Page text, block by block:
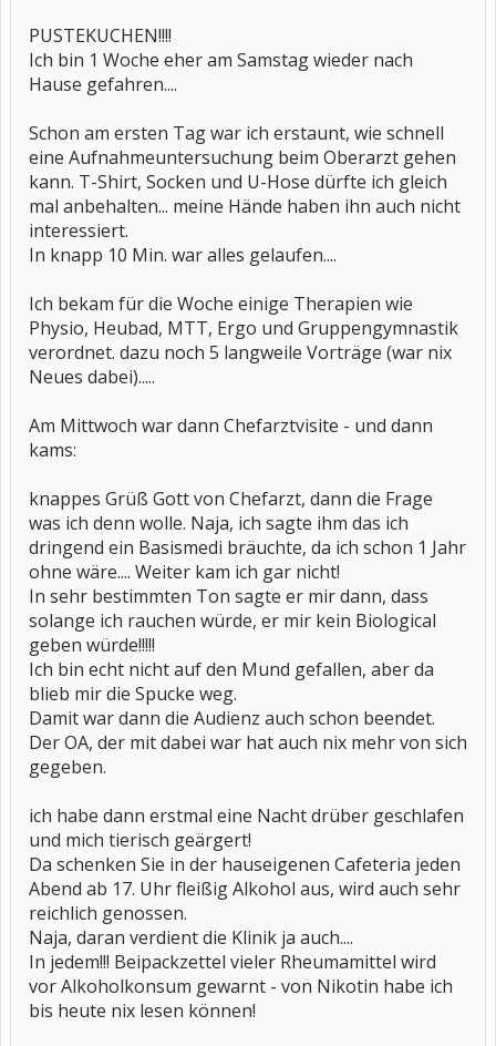
PUSTEKUCHEN!!!!
Ich bin 1 Woche eher am Samstag wieder nach
Hause gefahren....
Schon am ersten Tag war ich erstaunt, wie schnell
eine Aufnahmeuntersuchung beim Oberarzt gehen
kann. T-Shirt, Socken und U-Hose dürfte ich gleich
mal anbehalten... meine Hände haben ihn auch nicht
interessiert.
In knapp 10 Min. war alles gelaufen....
Ich bekam für die Woche einige Therapien wie
Physio, Heubad, MTT, Ergo und Gruppengymnastik
verordnet. dazu noch 5 langweile Vorträge (war nix
Neues dabei).....
Am Mittwoch war dann Chefarztvisite - und dann
kams:
knappes Grüß Gott von Chefarzt, dann die Frage
was ich denn wolle. Naja, ich sagte ihm das ich
dringend ein Basismedi bräuchte, da ich schon 1 Jahr
ohne wäre.... Weiter kam ich gar nicht!
In sehr bestimmten Ton sagte er mir dann, dass
solange ich rauchen würde, er mir kein Biological
geben würde!!!!!
Ich bin echt nicht auf den Mund gefallen, aber da
blieb mir die Spucke weg.
Damit war dann die Audienz auch schon beendet.
Der OA, der mit dabei war hat auch nix mehr von sich
gegeben.
ich habe dann erstmal eine Nacht drüber geschlafen
und mich tierisch geärgert!
Da schenken Sie in der hauseigenen Cafeteria jeden
Abend ab 17. Uhr fleißig Alkohol aus, wird auch sehr
reichlich genossen.
Naja, daran verdient die Klinik ja auch....
In jedem!!! Beipackzettel vieler Rheumamittel wird
vor Alkoholkonsum gewarnt - von Nikotin habe ich
bis heute nix lesen können!